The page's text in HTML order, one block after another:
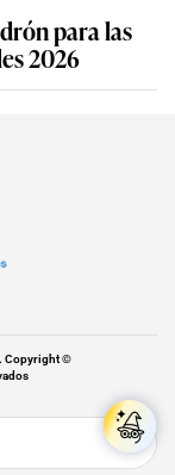
para las
2026
Copyright ©